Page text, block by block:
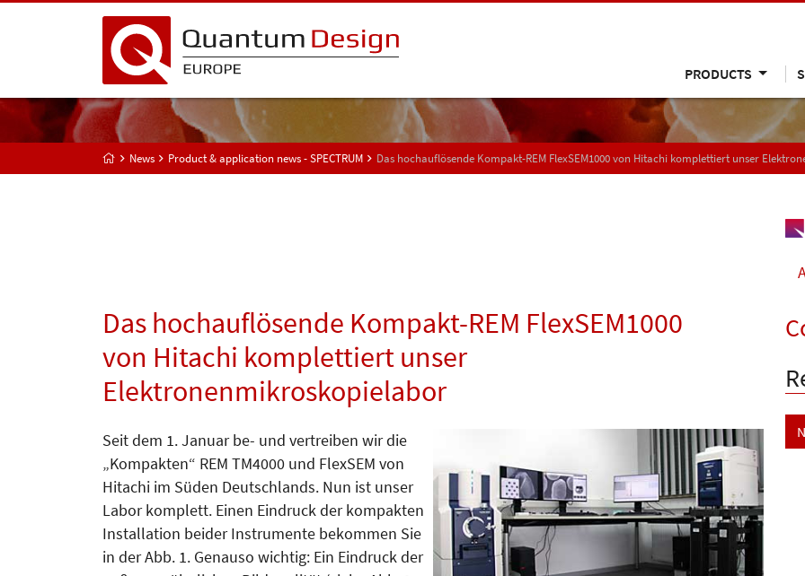
PRODUCTS
News Product & application news - SPECTRUM Das hochauflösende Kompakt-REM FlexSEM1000 von Hitachi komplettiert unser
Das hochauflösende Kompakt-REM FlexSEM1000
von Hitachi komplettiert unser
Elektronenmikroskopielabor
Seit dem 1. Januar be- und vertreiben wir die
„Kompakten“ REM TM4000 und FlexSEM von
Hitachi im Süden Deutschlands. Nun ist unser
Labor komplett. Einen Eindruck der kompakten
Installation beider Instrumente bekommen Sie
in der Abb. 1. Genauso wichtig: Ein Eindruck der